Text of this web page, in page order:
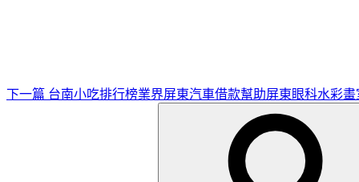
下一篇 台南小吃排行榜業界屏東汽車借款幫助屏東眼科水彩畫